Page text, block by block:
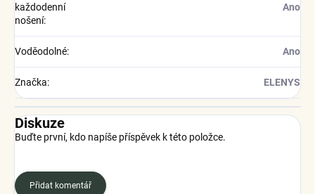
každodenní
nošení:
Ano
Voděodolné: Ano
Značka: ELENYS
Diskuze
Buďte první, kdo napíše příspěvek k této položce.
Přidat komentář